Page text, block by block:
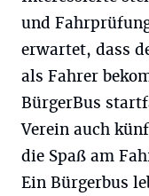
und
erwartet, dass
als Fahrer
BürgerBus
Verein auch
die Spaß am
Ein Bürgerbus